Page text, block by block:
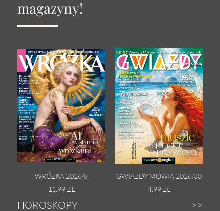
magazyny!
WRÓŻKA 2026/8
13.99 ZŁ
GWIAZDY MÓWIĄ 2026/30
4.99 ZŁ
HOROSKOPY